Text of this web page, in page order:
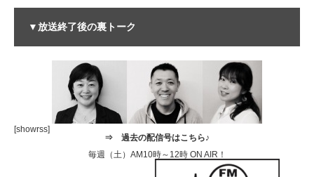
▼放送終了後の裏トーク
[showrss]
⇒ 過去の配信号はこちら♪
毎週（土）AM10時～12時 ON AIR！